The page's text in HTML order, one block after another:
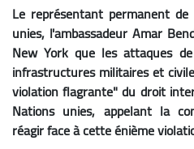
Le représentant permanent
unies, l'ambassadeur Amar
New York que les attaques
infrastructures militaires et
violation flagrante" du droit
Nations unies, appelant la
réagir face à cette énième